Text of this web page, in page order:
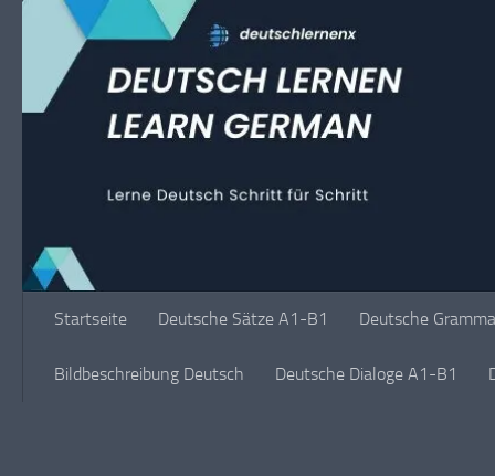
Unter dem Inhalt
Startseite Deutsche Sätze A1-B1 Deutsche
Bildbeschreibung Deutsch Deutsche Dialoge A1-B1